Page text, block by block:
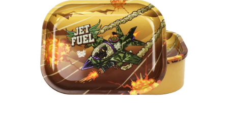
hviezdičiek.